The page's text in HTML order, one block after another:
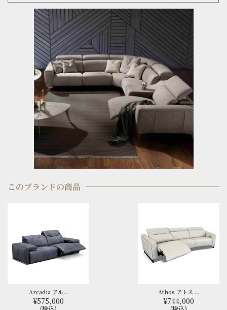
このブランドの商品
Arcadia アル...
¥575,000
(税込)
Athos アトス ...
¥744,000
(税込)